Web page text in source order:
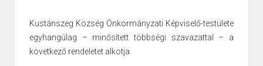
Kustánszeg Község Önkormányzati Képviselő-testülete
egyhangúlag – minősített többségi szavazattal – a
következő rendeletet alkotja.